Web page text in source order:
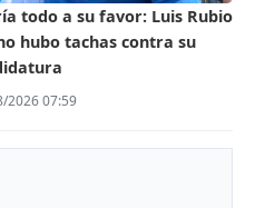
todo a su favor: Luis Rubio
hubo tachas contra su
2026 07:59